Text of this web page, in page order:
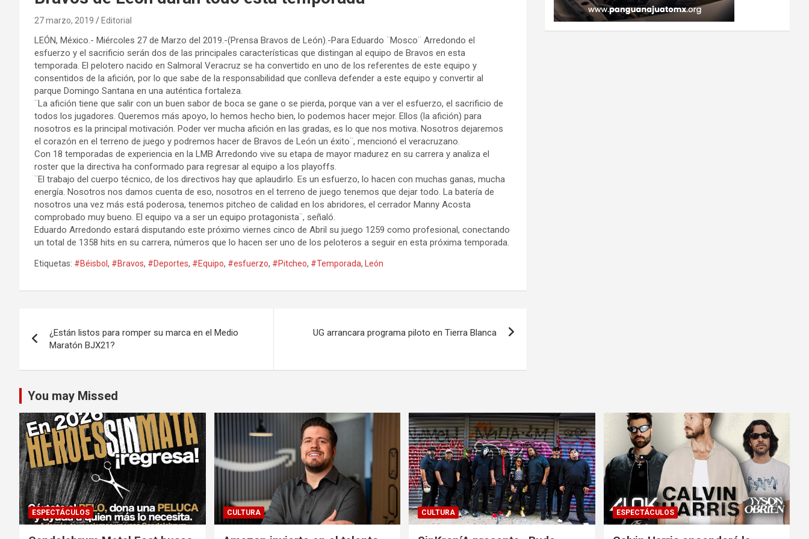
27 marzo, 2019 Editorial
LEÓN, México.- Miércoles 27 de Marzo del 2019.-(Prensa Bravos de León).-Para Eduardo ¨Mosco¨ Arredondo el
esfuerzo y el sacrificio serán dos de las principales características que distingan al equipo de Bravos en esta
temporada. El pelotero nacido en Salmoral Veracruz se ha convertido en uno de los referentes de este equipo y
consentidos de la afición, por lo que sabe de la responsabilidad que conlleva defender a este equipo y convertir al
parque Domingo Santana en una auténtica fortaleza.
¨La afición tiene que salir con un buen sabor de boca se gane o se pierda, porque van a ver el esfuerzo, el sacrificio de
todos los jugadores. Queremos más apoyo, lo hemos hecho bien, lo podemos hacer mejor. Ellos (la afición) para
nosotros es la principal motivación. Poder ver mucha afición en las gradas, es lo que nos motiva. Nosotros dejaremos
el corazón en el terreno de juego y podremos hacer de Bravos de León un éxito¨, mencionó el veracruzano.
Con 18 temporadas de experiencia en la LMB Arredondo vive su etapa de mayor madurez en su carrera y analiza el
roster que la directiva ha conformado para regresar al equipo a los playoffs.
¨El trabajo del cuerpo técnico, de los directivos hay que aplaudirlo. Es un esfuerzo, lo hacen con muchas ganas, mucha
energía. Nosotros nos damos cuenta de eso, nosotros en el terreno de juego tenemos que dejar todo. La batería de
nosotros una vez más está poderosa, tenemos pitcheo de calidad en los abridores, el cerrador Manny Acosta
comprobado muy bueno. El equipo va a ser un equipo protagonista¨, señaló.
Eduardo Arredondo estará disputando este próximo viernes cinco de Abril su juego 1259 como profesional, conectando
un total de 1358 hits en su carrera, números que lo hacen ser uno de los peloteros a seguir en esta próxima temporada.
Etiquetas: #Béisbol , #Bravos, #Deportes, #Equipo, #esfuerzo, #Pitcheo, #Temporada, León
de
entradas
¿Están listos para romper su marca en el Medio
Maratón BJX21?
UG arrancara programa piloto en Tierra Blanca
You may Missed
ESPECTÁCULOS CULTURA CULTURA ESPECTÁCULOS